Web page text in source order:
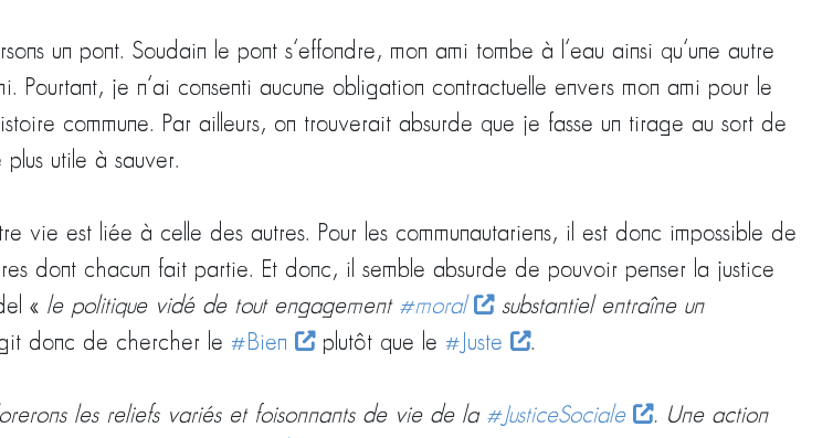
un pont. Soudain le pont s’effondre, mon ami tombe à l’eau ainsi qu’une autre
je n’ai consenti aucune obligation contractuelle envers mon ami pour le
commune. Par ailleurs, on trouverait absurde que je fasse un tirage au sort de
utile à sauver.
est liée à celle des autres. Pour les communautariens, il est donc impossible de
dont chacun fait partie. Et donc, il semble absurde de pouvoir penser la justice
« le politique vidé de tout engagement #moral
substantiel entraîne un
donc de chercher le #Bien plutôt que le#Juste .
les reliefs variés et foisonnants de vie de la #JusticeSociale
. Une action